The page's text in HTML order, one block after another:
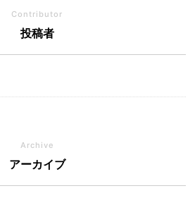
Contributor
投稿者
Archive
アーカイブ